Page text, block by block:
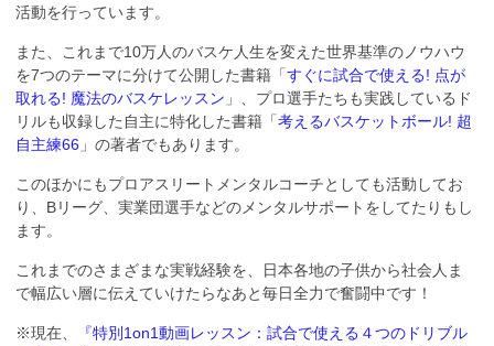
活動を行っています。
また、これまで10万人のバスケ人生を変えた世界基準のノウハウ
を7つのテーマに分けて公開した書籍「すぐに試合で使える! 点が
取れる! 魔法のバスケレッスン 」、プロ選手たちも実践しているド
リルも収録した自主に特化した書籍「考えるバスケットボール! 超
自主練66 」の著者でもあります。
このほかにもプロアスリートメンタルコーチとしても活動してお
り、Bリーグ、実業団選手などのメンタルサポートをしてたりもし
ます。
これまでのさまざまな実戦経験を、日本各地の子供から社会人ま
で幅広い層に伝えていけたらなあと毎日全力で奮闘中です！
※現在、
『特別1on1動画レッスン：試合で使える４つのドリブル